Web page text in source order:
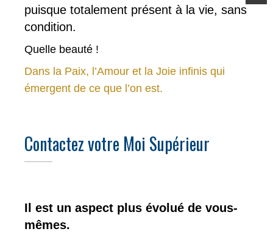
puisque totalement présent à la vie, sans
condition.
Quelle beauté !
Dans la Paix, l’Amour et la Joie infinis qui
émergent de ce que l’on est.
Contactez votre Moi Supérieur
Il est un aspect plus évolué de vous-
mêmes.